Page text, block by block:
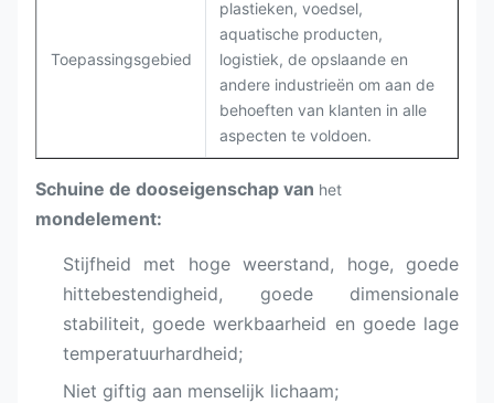
Toepassingsgebied
plastieken, voedsel,
aquatische producten,
logistiek, de opslaande en
andere industrieën om aan de
behoeften van klanten in alle
aspecten te voldoen.
Schuine de dooseigenschap van het
mondelement:
Stijfheid met hoge weerstand, hoge, goede
hittebestendigheid, goede dimensionale
stabiliteit, goede werkbaarheid en goede lage
temperatuurhardheid;
Niet giftig aan menselijk lichaam;